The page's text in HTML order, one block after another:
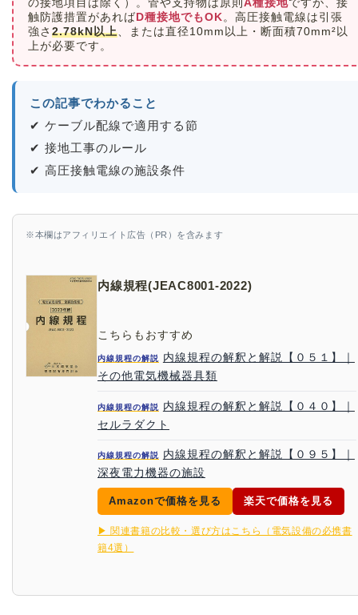
の接地項目は除く）。管や支持物は原則 A種接地ですが、接
触防護措置があれば D種接地でもOK。高圧接触電線は引張
強さ 2.78kN以上、または直径10mm以上・断面積70mm²以
上が必要です。
この記事でわかること
✔ ケーブル配線で適用する節
✔ 接地工事のルール
✔ 高圧接触電線の施設条件
※本欄はアフィリエイト広告（PR）を含みます
内線規程(JEAC8001-2022)
こちらもおすすめ
内線規程の解説 内線規程の解釈と解説【０５１】｜
その他電気機械器具類
内線規程の解説
内線規程の解釈と解説【０４０】｜
セルラダクト
内線規程の解説 内線規程の解釈と解説【０９５】｜
深夜電力機器の施設
Amazonで価格を見る 楽天で価格を見る
▶ 関連書籍の比較・選び方はこちら（電気設備の必携書
籍4選）